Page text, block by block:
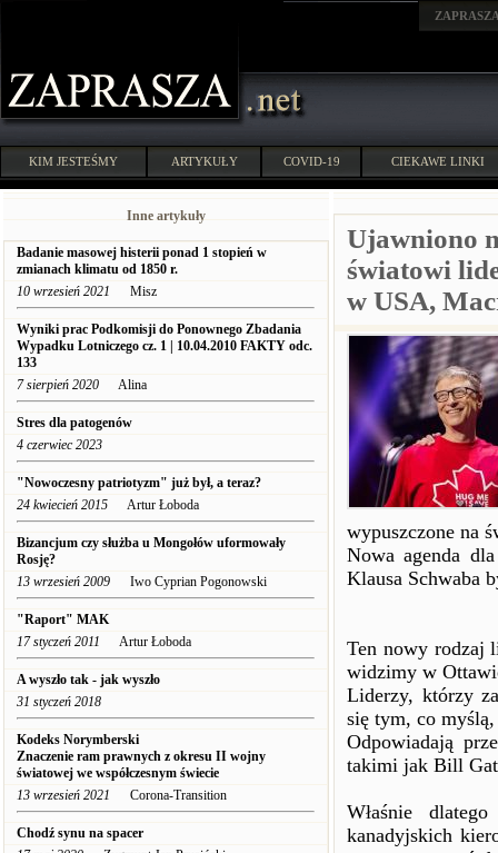
KIM JESTEŚMY ARTYKUŁY COVID-19 CIEKAWE LINKI
Inne artykuły
Badanie masowej histerii ponad 1 stopień w
zmianach klimatu od 1850 r.
10 wrzesień 2021 Misz
Wyniki prac Podkomisji do Ponownego Zbadania
Wypadku Lotniczego cz. 1 | 10.04.2010 FAKTY odc.
133
7 sierpień 2020 Alina
Stres dla patogenów
4 czerwiec 2023
"Nowoczesny patriotyzm" już był, a teraz?
24 kwiecień 2015 Artur Łoboda
Bizancjum czy służba u Mongołów uformowały
Rosję?
13 wrzesień 2009 Iwo Cyprian Pogonowski
"Raport" MAK
17 styczeń 2011 Artur Łoboda
A wyszło tak - jak wyszło
31 styczeń 2018
Kodeks Norymberski
Znaczenie ram prawnych z okresu II wojny
światowej we współczesnym świecie
13 wrzesień 2021 Corona-Transition
Chodź synu na spacer
Ujawniono
światowi
w USA,
wypuszczone na
Nowa agenda
Klausa Schwaba
Ten nowy rodzaj
widzimy w
Liderzy, którzy
się tym, co
Odpowiadają
takimi jak Bill
Właśnie
kanadyjskich